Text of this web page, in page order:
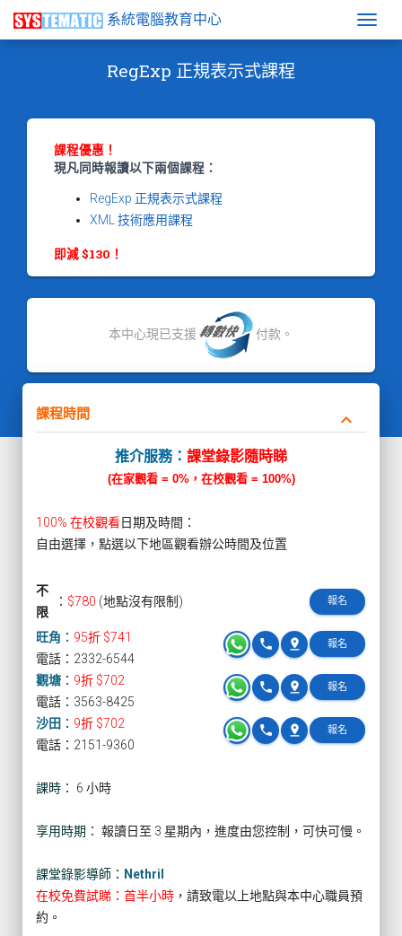
系統電腦教育中心
RegExp 正規表示式課程
課程優惠！
現凡同時報讀以下兩個課程：
RegExp 正規表示式課程
XML 技術應用課程
即減 $130！
本中心現已支援 付款。
課程時間 keyboard_arrow_down
推介服務： 課堂錄影隨時睇
(在家觀看 = 0%，在校觀看 = 100%)
100% 在校觀看日期及時間：
自由選擇，點選以下地區觀看辦公時間及位置
不
限
： $780 (地點沒有限制) 報名
旺角 ： 95折 $741 報名
pin_drop
phone
電話：2332-6544
觀塘 ： 9折 $702 報名
pin_drop
phone
電話：3563-8425
沙田 ： 9折 $702 報名
pin_drop
phone
電話：2151-9360
課時： 6 小時
享用時期： 報讀日至 3 星期內，進度由您控制，可快可慢。
課堂錄影導師： Nethril
在校免費試睇：首半小時 ，請致電以上地點與本中心職員預
約。